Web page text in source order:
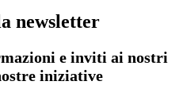
newsletter
e inviti ai nostri
iniziative